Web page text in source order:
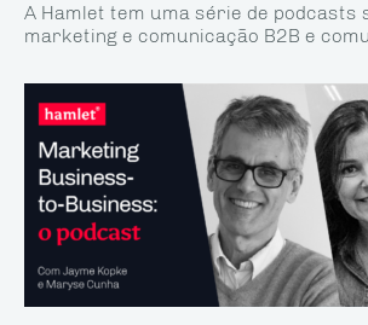
A Hamlet tem uma série de podcasts
marketing e comunicação B2B e